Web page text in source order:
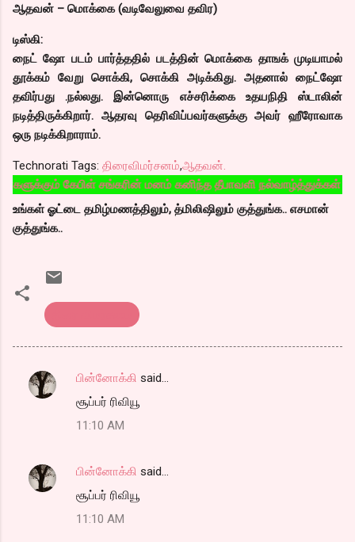
ஆதவன் – மொக்கை (வடிவேலுவை தவிர)
டிஸ்கி:
நைட் ஷோ படம் பார்த்ததில் படத்தின் மொக்கை தாஙக் முடியாமல்
தூக்கம் வேறு சொக்கி, சொக்கி அடிக்கிது. அதனால் நைட்ஷோ
தவிர்பது .நல்லது. இன்னொரு எச்சரிக்கை உதயநிதி ஸ்டாலின்
நடித்திருக்கிறார். ஆதரவு தெரிவிப்பவர்களுக்கு அவர் ஹீரோவாக
ஒரு நடிக்கிறாராம்.
Technorati Tags: திரைவிமர்சனம்,ஆதவன்.
சங்கரின் மனம் கனிந்த தீபாவளி நல்வாழ்த்துக்கள்
உங்கள் ஓட்டை தமிழ்மணத்திலும், த்மிலிஷிலும் குத்துங்க.. எசமான்
குத்துங்க..
C
e
பின்னோக்கி said…
சூப்பர் ரிவியூ
11:10 AM
பின்னோக்கி said…
சூப்பர் ரிவியூ
11:10 AM